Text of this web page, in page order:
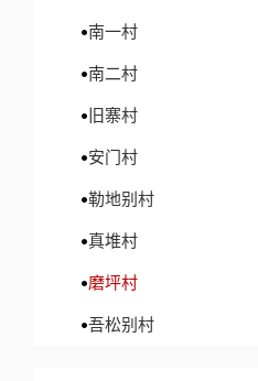
南一村
南二村
旧寨村
安门村
勒地别村
真堆村
磨坪村
吾松别村